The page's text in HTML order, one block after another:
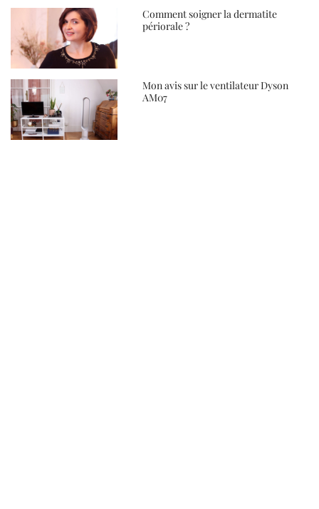
Comment soigner la dermatite
périorale ?
Mon avis sur le ventilateur Dyson
AM07